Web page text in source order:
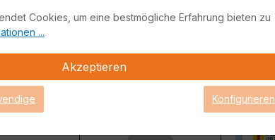
Filter
AI-based Inline Malware
Cookies, um eine bestmögliche Erfahrung bieten zu
...
Akzeptieren
Konfigurieren